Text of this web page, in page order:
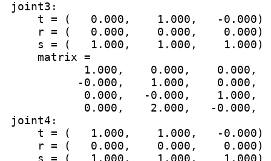
joint3:
    t = (   0.000,    1.000,   -0.000)
    r = (   0.000,    0.000,    0.000)
    s = (   1.000,    1.000,    1.000)
    matrix =
1.000,    0.000,    0.000,
-0.000,    1.000,    0.000,
0.000,   -0.000,    1.000,
0.000,    2.000,   -0.000,
joint4:
    t = (   1.000,    1.000,   -0.000)
    r = (   0.000,    0.000,    0.000)